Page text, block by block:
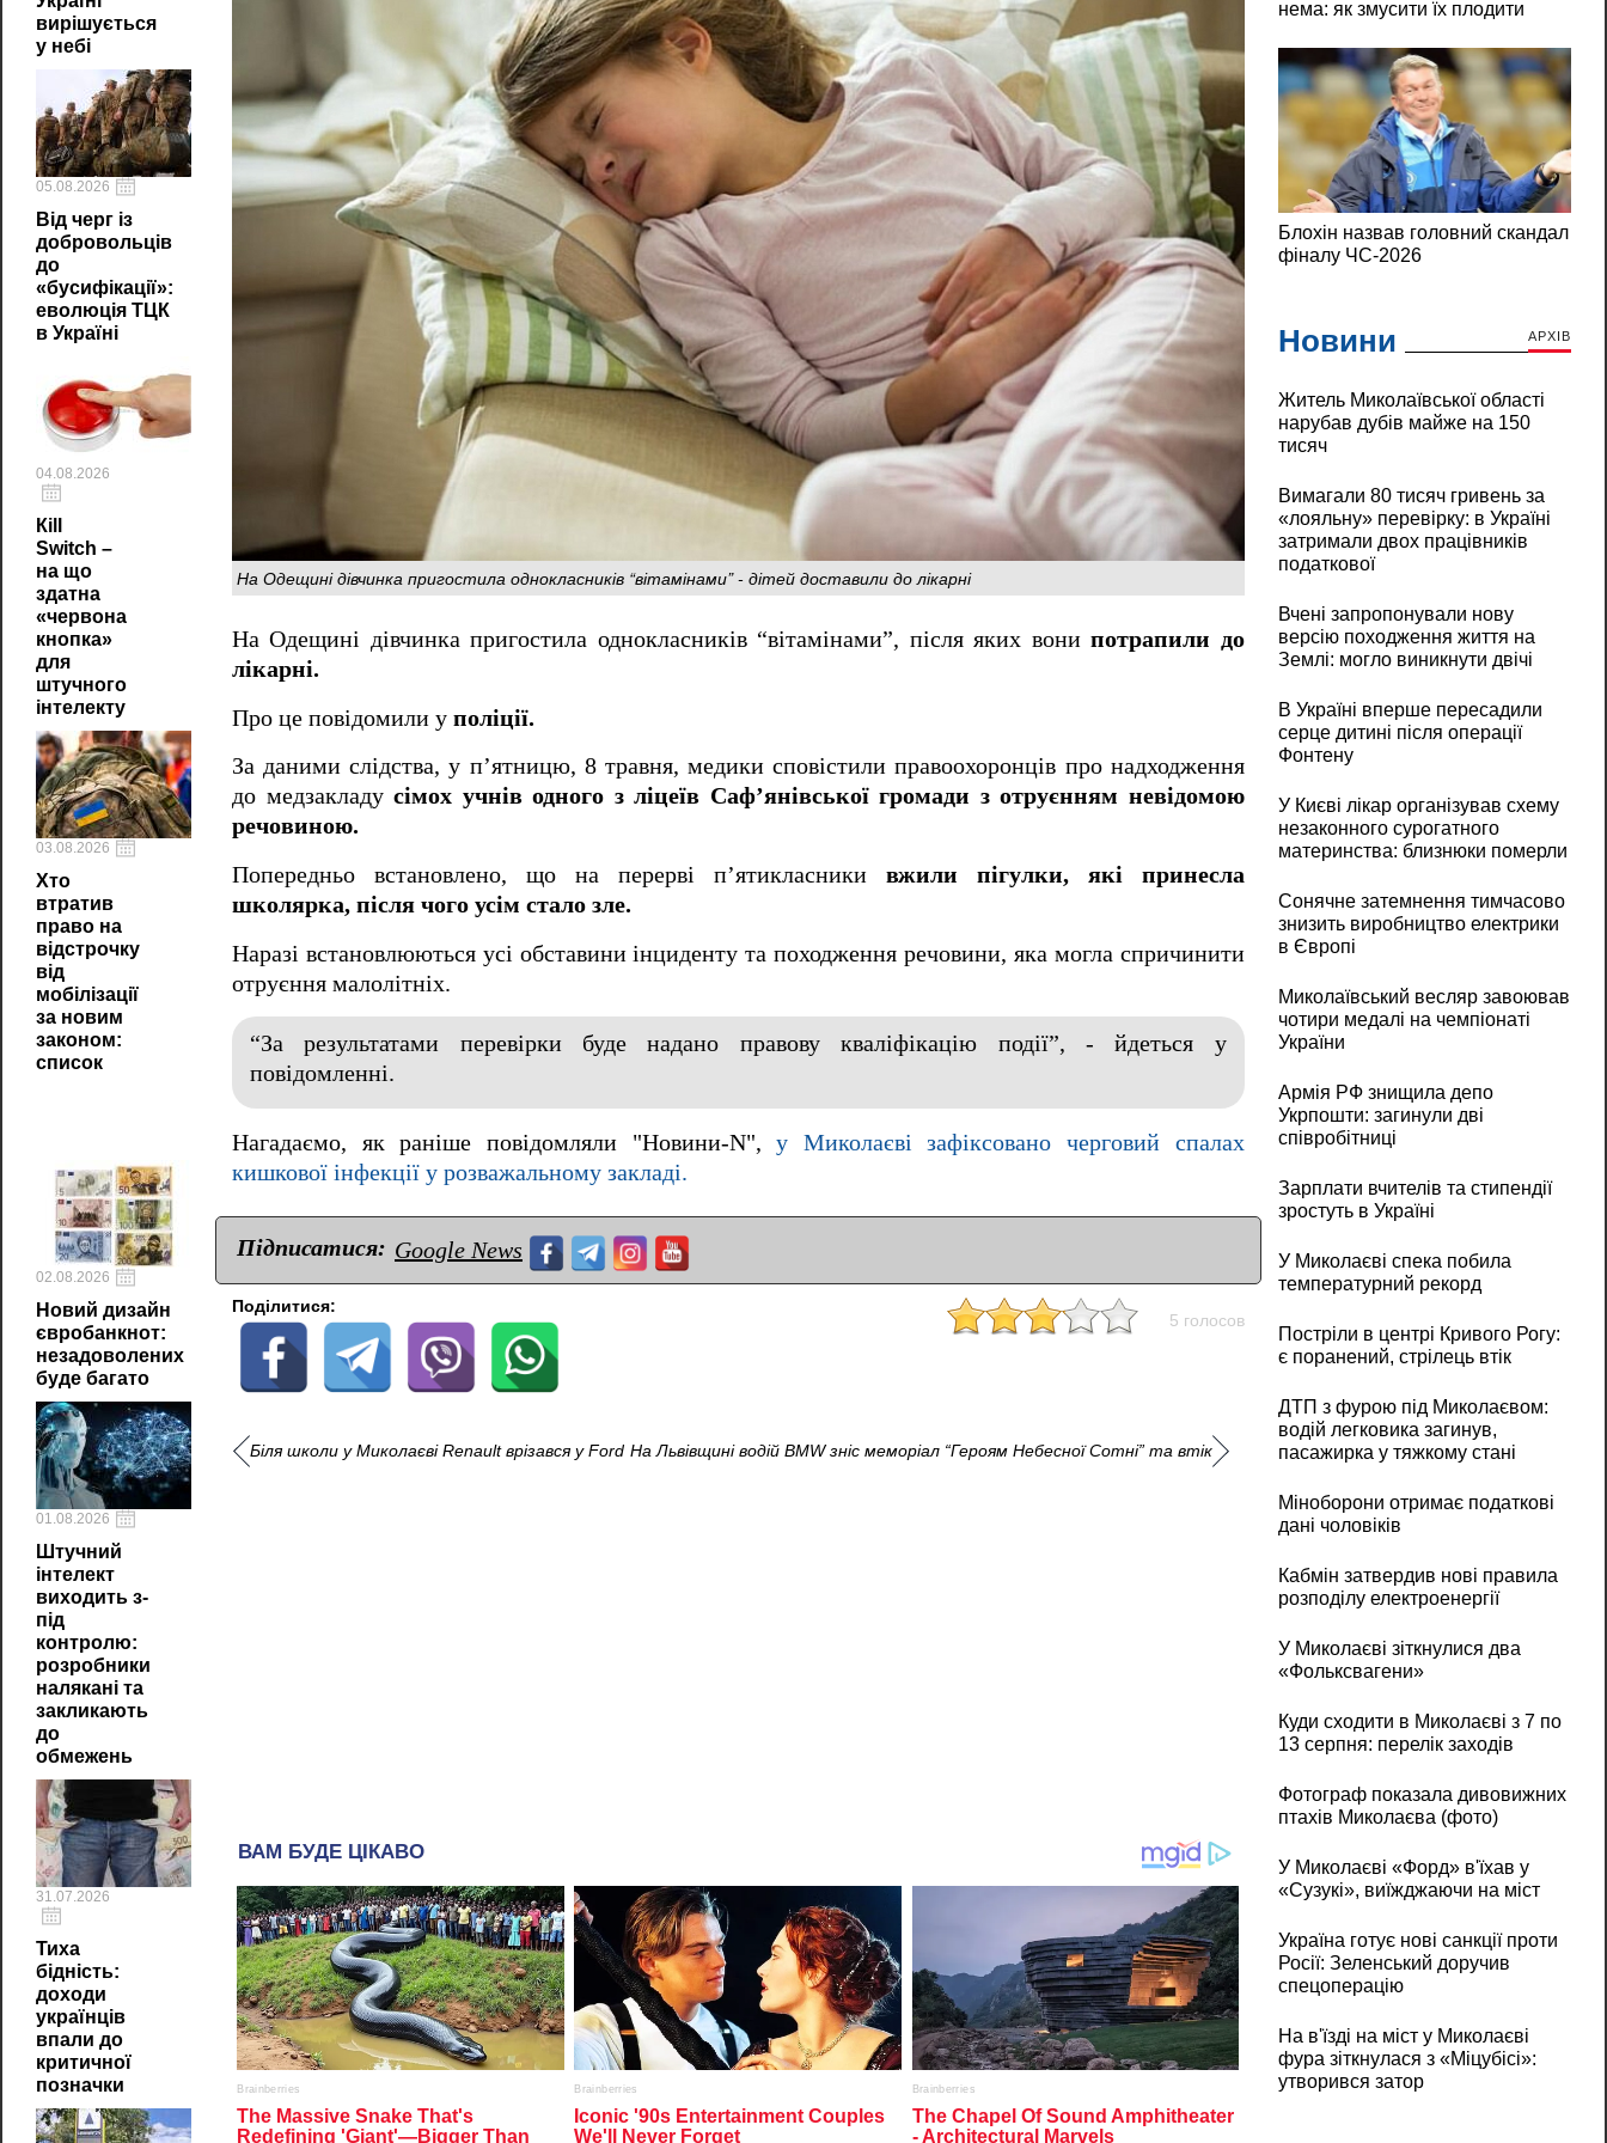
вирішується
у небі
05.08.2026
Від черг із
добровольців
до
«бусифікації»:
еволюція ТЦК
в Україні
04.08.2026
Кill
Switch –
на що
здатна
«червона
кнопка»
для
штучного
інтелекту
03.08.2026
Хто
втратив
право на
відстрочку
від
мобілізації
за новим
законом:
список
02.08.2026
Новий дизайн
євробанкнот:
незадоволених
буде багато
01.08.2026
Штучний
інтелект
виходить з-
під
контролю:
розробники
налякані та
закликають
до
обмежень
31.07.2026
Тиха
бідність:
доходи
українців
впали до
критичної
позначки
На Одещині дівчинка пригостила однокласників “вітамінами” - дітей доставили до лікарні
На Одещині дівчинка пригостила однокласників “вітамінами”, після яких вонипотрапили до
лікарні.
Про це повідомили у поліції.
За даними слідства, у п’ятницю, 8 травня, медики сповістили правоохоронців про надходження
до медзакладусімох учнів одного з ліцеїв Саф’янівської громади з отруєнням невідомою
речовиною.
Попередньо встановлено, що на перерві п’ятикласники вжили пігулки, які принесла
школярка, після чого усім стало зле.
Наразі встановлюються усі обставини інциденту та походження речовини, яка могла спричинити
отруєння малолітніх.
“За результатами перевірки буде надано правову кваліфікацію події”, - йдеться у
повідомленні.
Нагадаємо, як раніше повідомляли "Новини-N", у Миколаєві зафіксовано черговий спалах
кишкової інфекції у розважальному закладі.
Підписатися: Google News
Поділитися:
5 голосов
Біля школи у Миколаєві Renault врізався у Ford На Львівщині водій BMW зніс меморіал “Героям Небесної Сотні” та втік
Новини АРХІВ
Житель Миколаївської області
нарубав дубів майже на 150
тисяч
Вимагали 80 тисяч гривень за
«лояльну» перевірку: в Україні
затримали двох працівників
податкової
Вчені запропонували нову
версію походження життя на
Землі: могло виникнути двічі
В Україні вперше пересадили
серце дитині після операції
Фонтену
У Києві лікар організував схему
незаконного сурогатного
материнства: близнюки померли
Сонячне затемнення тимчасово
знизить виробництво електрики
в Європі
Миколаївський весляр завоював
чотири медалі на чемпіонаті
України
Армія РФ знищила депо
Укрпошти: загинули дві
співробітниці
Зарплати вчителів та стипендії
зростуть в Україні
У Миколаєві спека побила
температурний рекорд
Постріли в центрі Кривого Рогу:
є поранений, стрілець втік
ДТП з фурою під Миколаєвом:
водій легковика загинув,
пасажирка у тяжкому стані
Міноборони отримає податкові
дані чоловіків
Кабмін затвердив нові правила
розподілу електроенергії
У Миколаєві зіткнулися два
«Фольксвагени»
Куди сходити в Миколаєві з 7 по
13 серпня: перелік заходів
Фотограф показала дивовижних
птахів Миколаєва (фото)
У Миколаєві «Форд» в'їхав у
«Сузукі», виїжджаючи на міст
Україна готує нові санкції проти
Росії: Зеленський доручив
спецоперацію
На в'їзді на міст у Миколаєві
фура зіткнулася з «Міцубісі»:
утворився затор